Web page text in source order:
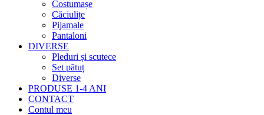
Costumașe
Căciulițe
Pijamale
Pantaloni
DIVERSE
Pleduri și scutece
Set pătuț
Diverse
PRODUSE 1-4 ANI
CONTACT
Contul meu